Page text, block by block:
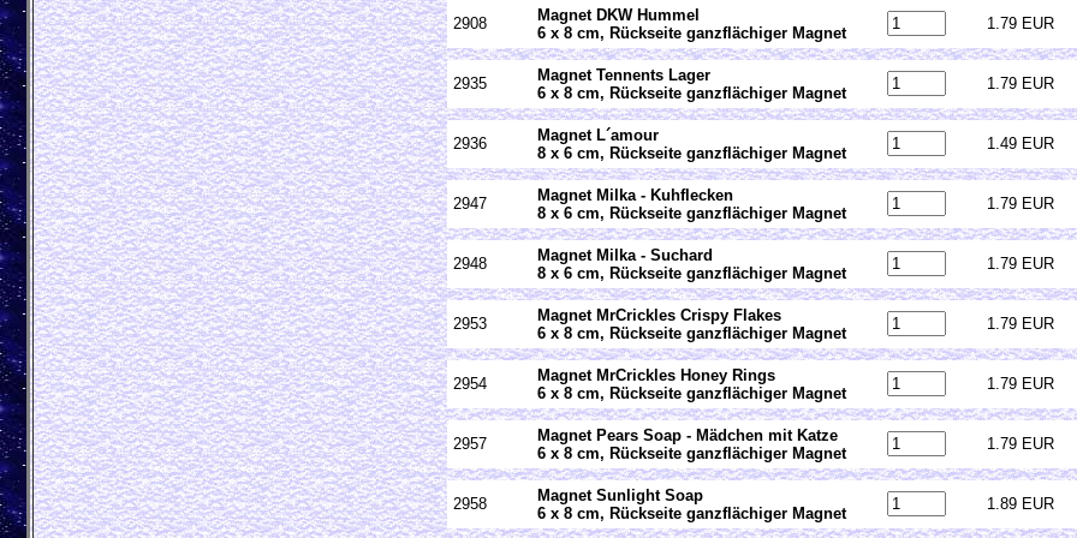
2908
Magnet DKW Hummel
6 x 8 cm, Rückseite ganzflächiger Magnet
1.79 EUR
2935
Magnet Tennents Lager
6 x 8 cm, Rückseite ganzflächiger Magnet
1.79 EUR
2936
Magnet L´amour
8 x 6 cm, Rückseite ganzflächiger Magnet
1.49 EUR
2947
Magnet Milka - Kuhflecken
8 x 6 cm, Rückseite ganzflächiger Magnet
1.79 EUR
2948
Magnet Milka - Suchard
8 x 6 cm, Rückseite ganzflächiger Magnet
1.79 EUR
2953
Magnet MrCrickles Crispy Flakes
6 x 8 cm, Rückseite ganzflächiger Magnet
1.79 EUR
2954
Magnet MrCrickles Honey Rings
6 x 8 cm, Rückseite ganzflächiger Magnet
1.79 EUR
2957
Magnet Pears Soap - Mädchen mit Katze
6 x 8 cm, Rückseite ganzflächiger Magnet
1.79 EUR
2958
Magnet Sunlight Soap
6 x 8 cm, Rückseite ganzflächiger Magnet
1.89 EUR